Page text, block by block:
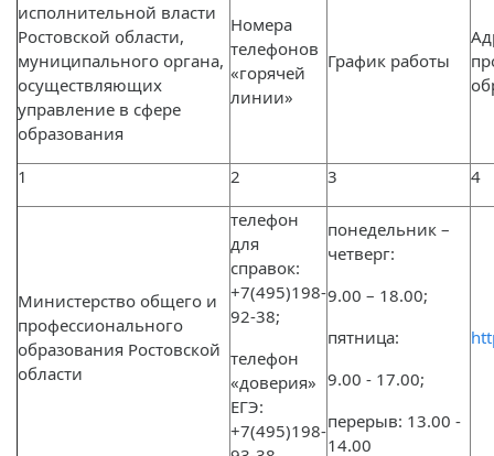
исполнительной власти
Ростовской области,
муниципального органа,
осуществляющих
управление в сфере
образования
Номера
телефонов
«горячей
линии»
График работы
1 2 3 4
Министерство общего и
профессионального
образования Ростовской
области
телефон
для
справок:
+7(495)198-
92-38;
телефон
«доверия»
ЕГЭ:
+7(495)198-
понедельник –
четверг:
9.00 – 18.00;
пятница:
9.00 - 17.00;
перерыв: 13.00 -
14.00